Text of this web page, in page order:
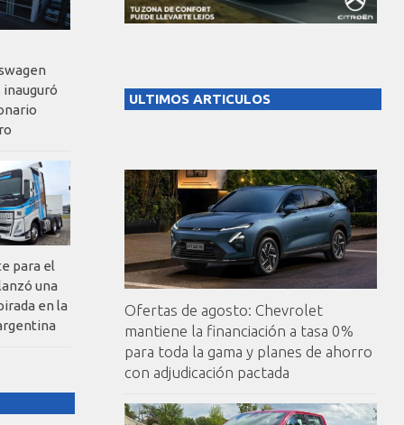
ULTIMOS ARTICULOS
Ofertas de agosto: Chevrolet
mantiene la financiación a tasa 0%
para toda la gama y planes de ahorro
con adjudicación pactada
inauguró
para el
una
en la